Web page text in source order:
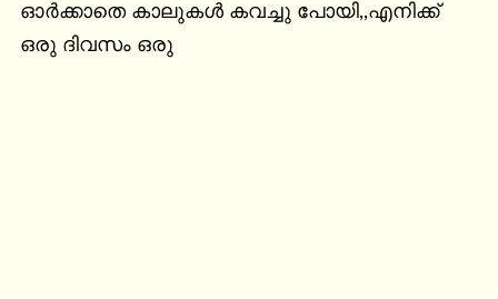
ഓര്‍ക്കാതെ കാലുകള്‍ കവച്ചു പോയി,,എനിക്ക്
ഒരു ദിവസം ഒരു